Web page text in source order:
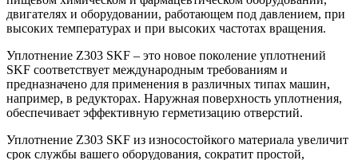
двигателях и оборудовании, работающем под давлением, при
высоких температурах и при высоких частотах вращения.
Уплотнение Z303 SKF – это новое поколение уплотнений
SKF соответствует международным требованиям и
предназначено для применения в различных типах машин,
например, в редукторах. Наружная поверхность уплотнения,
обеспечивает эффективную герметизацию отверстий.
Уплотнение Z303 SKF из износостойкого материала увеличит
срок службы вашего оборудования, сократит простой,